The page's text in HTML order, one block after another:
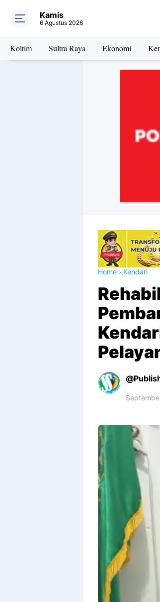
Kamis
6 Agustus 2026
Koltim Sultra Raya Ekonomi
Home › Kendari
By
Raushan
Design
With
Shroff
Templates